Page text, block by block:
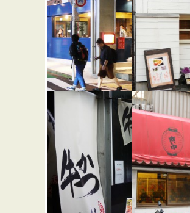
コーヒー
ハウス ニ
シヤ ★★☆
カフェ・喫茶店
中華そば
すずらん
★☆☆
らーめん屋